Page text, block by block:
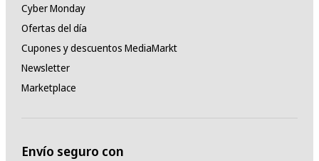
Cyber Monday
Ofertas del día
Cupones y descuentos MediaMarkt
Newsletter
Marketplace
Envío seguro con